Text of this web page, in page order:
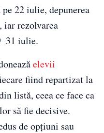
22 iulie, depunerea
iar rezolvarea
iulie.
elevii
fiind repartizat la
listă, ceea ce face ca
să fie decisive.
de opțiuni sau